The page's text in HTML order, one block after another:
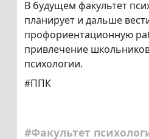
В будущем факультет
планирует и дальше
профориентационную
привлечение
психологии.
#ППК
#Факультет